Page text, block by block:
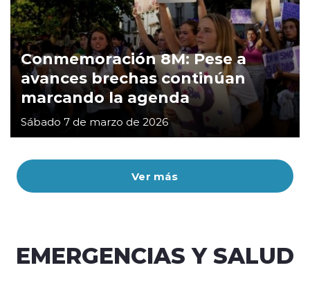
Ver más
Conmemoración 8M: Pese a
avances brechas continúan
marcando la agenda
Sábado 7 de marzo de 2026
EMERGENCIAS Y SALUD